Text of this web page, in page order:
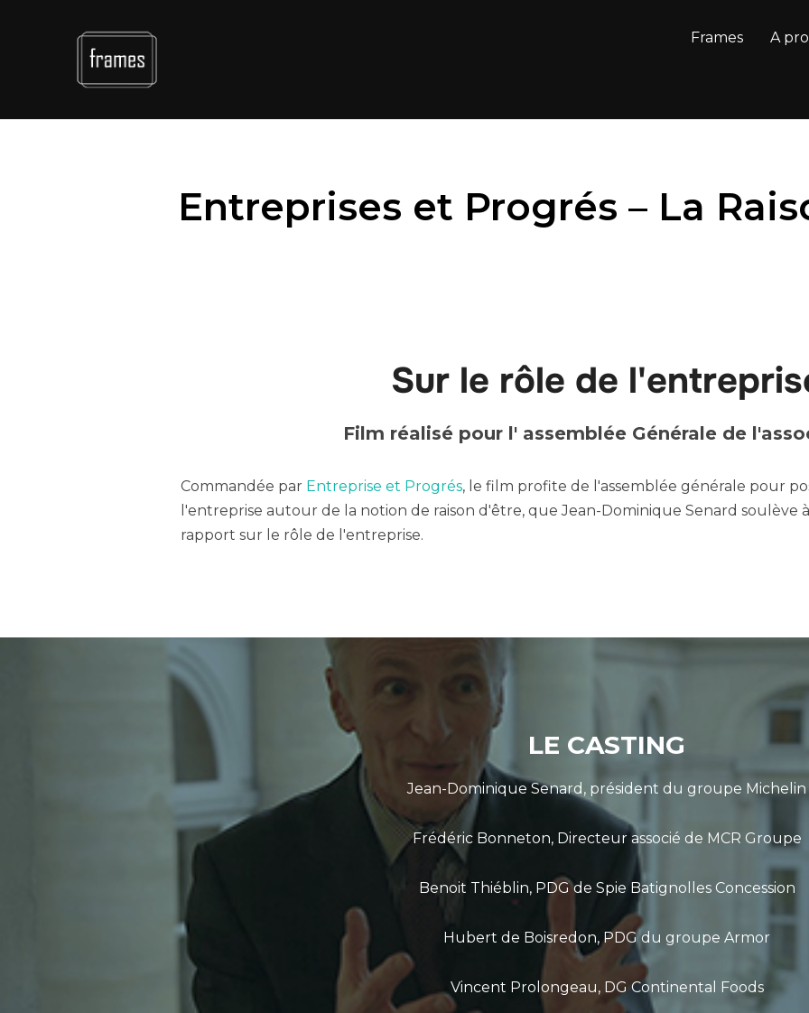
Frames A
Entreprises et Progrés – La
Sur le rôle de
Film réalisé pour l' assemblée Générale de
Commandée par Entreprise et Progrés, le film profite de l'assemblée générale pour
l'entreprise autour de la notion de raison d'être, que Jean-Dominique Senard soulève
rapport sur le rôle de l'entreprise.
LE CASTING
Jean-Dominique Senard, président du groupe Michelin
Frédéric Bonneton, Directeur associé de MCR Groupe
Benoit Thiéblin, PDG de Spie Batignolles Concession
Hubert de Boisredon, PDG du groupe Armor
Vincent Prolongeau, DG Continental Foods